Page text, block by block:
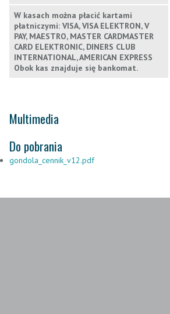
W kasach można płacić kartami
płatniczymi: VISA, VISA ELEKTRON, V
PAY, MAESTRO, MASTER CARDMASTER
CARD ELEKTRONIC, DINERS CLUB
INTERNATIONAL, AMERICAN EXPRESS
Obok kas znajduje się bankomat.
Multimedia
Do pobrania
gondola_cennik_v12.pdf